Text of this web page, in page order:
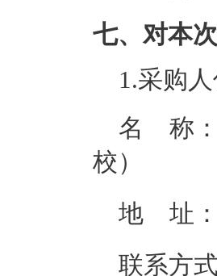
七、对本
1.采购
名 称：
校）
地 址：
联系方式